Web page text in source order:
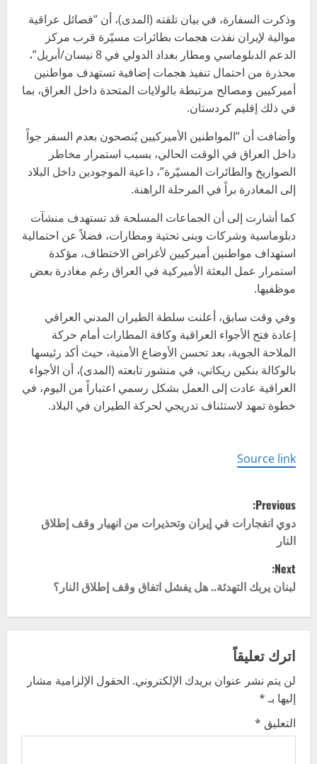
وذكرت السفارة، في بيان تلقته (المدى)، أن “فصائل عراقية
موالية لإيران نفذت هجمات بطائرات مسيّرة قرب مركز
الدعم الدبلوماسي ومطار بغداد الدولي في 8 نيسان/أبريل”،
محذرة من احتمال تنفيذ هجمات إضافية تستهدف مواطنين
أميركيين ومصالح مرتبطة بالولايات المتحدة داخل العراق، بما
في ذلك إقليم كردستان.
وأضافت أن “المواطنين الأميركيين يُنصحون بعدم السفر جواً
داخل العراق في الوقت الحالي، بسبب استمرار مخاطر
الصواريخ والطائرات المسيّرة”، داعية الموجودين داخل البلاد
إلى المغادرة براً في المرحلة الراهنة.
كما أشارت إلى أن الجماعات المسلحة قد تستهدف منشآت
دبلوماسية وشركات وبنى تحتية ومطارات، فضلاً عن احتمالية
استهداف مواطنين أميركيين لأغراض الاختطاف، مؤكدة
استمرار عمل البعثة الأميركية في العراق رغم مغادرة بعض
موظفيها.
وفي وقت سابق، أعلنت سلطة الطيران المدني العراقي
إعادة فتح الأجواء العراقية وكافة المطارات أمام حركة
الملاحة الجوية، بعد تحسن الأوضاع الأمنية، حيث أكد رئيسها
بالوكالة بنكين ريكاني، في منشور تابعته (المدى)، أن الأجواء
العراقية عادت إلى العمل بشكل رسمي اعتباراً من اليوم، في
خطوة تمهد لاستئناف تدريجي لحركة الطيران في البلاد.
Source link
P
o
s
t
n
a
v
i
g
Previous:
دوي انفجارات في إيران وتحذيرات من انهيار وقف إطلاق
النار
Next:
لبنان يربك التهدئة.. هل يفشل اتفاق وقف إطلاق النار؟
اترك تعليقاً
لن يتم نشر عنوان بريدك الإلكتروني. الحقول الإلزامية مشار
إليها بـ*
التعليق *